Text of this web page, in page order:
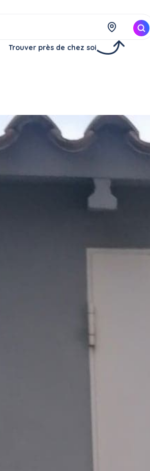
Trouver près de chez soi
Réserver
àSaint-Esteve (66240)
vintage qui comptabilise